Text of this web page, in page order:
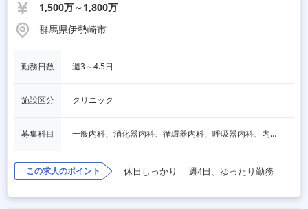
1,500万～1,800万
群馬県伊勢崎市
勤務日数 週3～4.5日
施設区分 クリニック
募集科目 一般内科、消化器内科、循環器内科、呼吸器内科、内分泌内科、老人内科、一般外科
この求人のポイント 休日しっかり 週4日、ゆったり勤務